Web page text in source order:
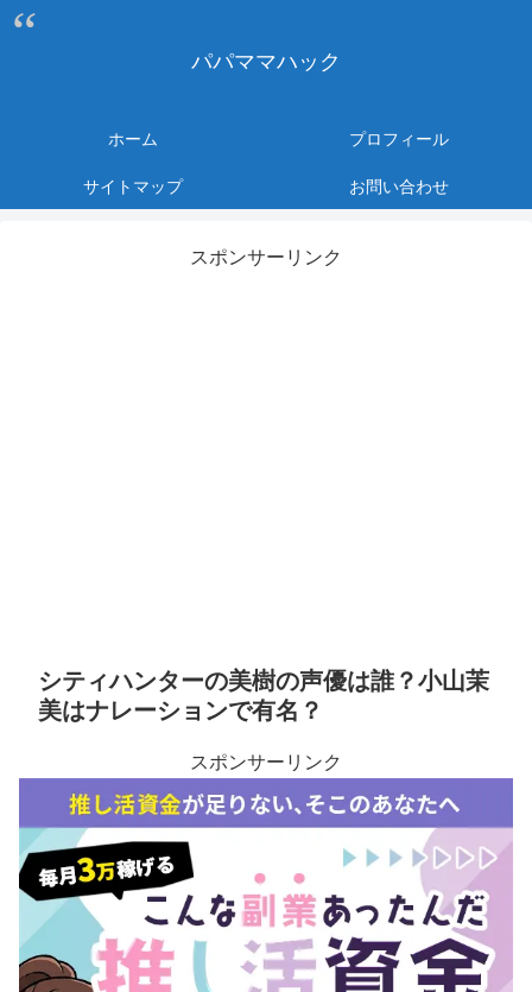
パパママハック
ホーム
プロフィール
サイトマップ
お問い合わせ
スポンサーリンク
シティハンターの美樹の声優は誰？小山茉
美はナレーションで有名？
スポンサーリンク